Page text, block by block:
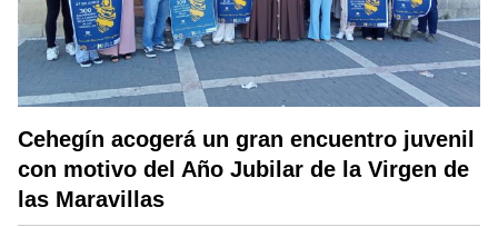
Cehegín acogerá un gran encuentro juvenil
con motivo del Año Jubilar de la Virgen de
las Maravillas